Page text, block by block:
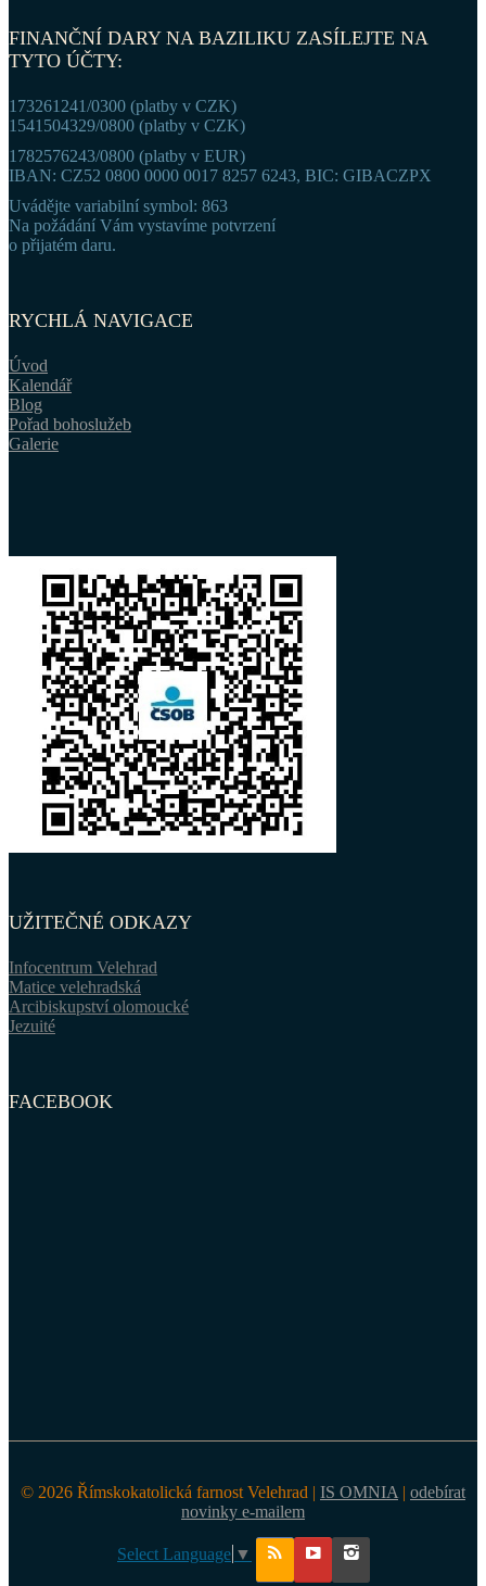
FINANČNÍ DARY NA BAZILIKU ZASÍLEJTE NA
TYTO ÚČTY:
173261241/0300 (platby v CZK)
1541504329/0800 (platby v CZK)
1782576243/0800 (platby v EUR)
IBAN: CZ52 0800 0000 0017 8257 6243, BIC: GIBACZPX
Uvádějte variabilní symbol: 863
Na požádání Vám vystavíme potvrzení
o přijatém daru.
RYCHLÁ NAVIGACE
Úvod
Kalendář
Blog
Pořad bohoslužeb
Galerie
UŽITEČNÉ ODKAZY
Infocentrum Velehrad
Matice velehradská
Arcibiskupství olomoucké
Jezuité
FACEBOOK
© 2026 Římskokatolická farnost Velehrad | IS OMNIA | odebírat
novinky e-mailem
Select Language ▼